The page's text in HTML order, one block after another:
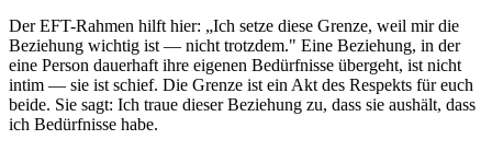
Der EFT-Rahmen hilft hier: „Ich setze diese Grenze, weil mir die
Beziehung wichtig ist — nicht trotzdem." Eine Beziehung, in der
eine Person dauerhaft ihre eigenen Bedürfnisse übergeht, ist nicht
intim — sie ist schief. Die Grenze ist ein Akt des Respekts für euch
beide. Sie sagt: Ich traue dieser Beziehung zu, dass sie aushält, dass
ich Bedürfnisse habe.